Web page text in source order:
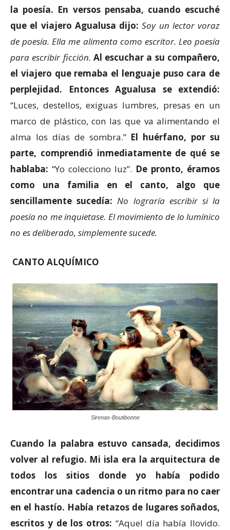
la poesía. En versos pensaba, cuando escuché
que el viajero Agualusa dijo:Soy un lector voraz
de poesía. Ella me alimenta como escritor. Leo poesía
para escribir ficción. Al escuchar a su compañero,
el viajero que remaba el lenguaje puso cara de
perplejidad. Entonces Agualusa se extendió:
“Luces, destellos, exiguas lumbres, presas en un
marco de plástico, con las que va alimentando el
alma los días de sombra.” El huérfano, por su
parte, comprendió inmediatamente de qué se
hablaba: “Yo colecciono luz”. De pronto, éramos
como una familia en el canto, algo que
sencillamente sucedía:No lograría escribir si la
poesía no me inquietase. El movimiento de lo lumínico
no es deliberado, simplemente sucede.
CANTO ALQUÍMICO
Sirenas-Boutibonne
Cuando la palabra estuvo cansada, decidimos
volver al refugio. Mi isla era la arquitectura de
todos los sitios donde yo había podido
encontrar una cadencia o un ritmo para no caer
en el hastío. Había retazos de lugares soñados,
escritos y de los otros: “Aquel día había llovido.